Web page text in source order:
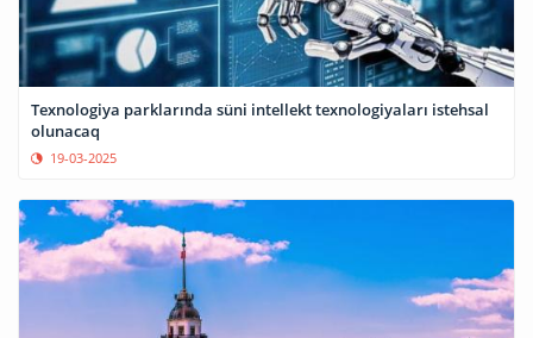
Texnologiya parklarında süni intellekt texnologiyaları istehsal
olunacaq
19-03-2025